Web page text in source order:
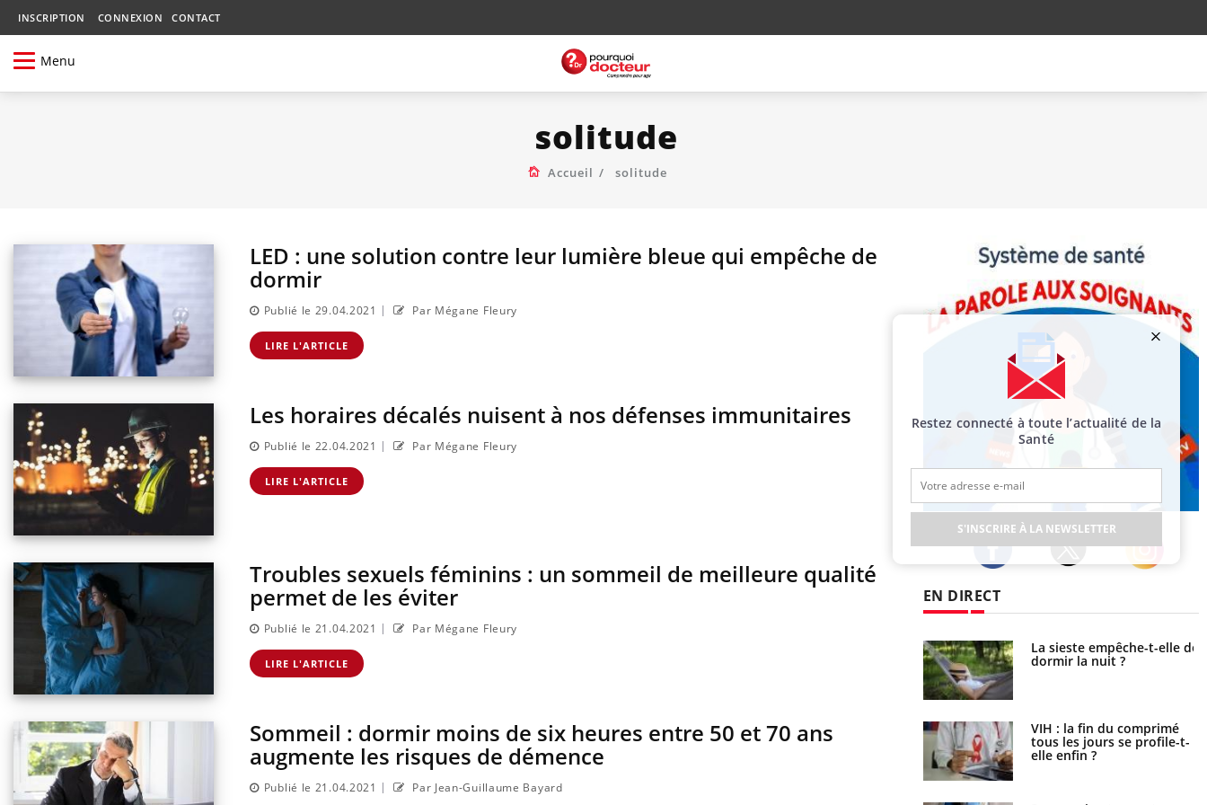
INSCRIPTION CONNEXION CONTACT
Menu
solitude
Accueil solitude
LED : une solution contre leur lumière bleue qui empêche de
dormir
Publié le 29.04.2021 | Par Mégane Fleury
LIRE L'ARTICLE
Les horaires décalés nuisent à nos défenses immunitaires
Publié le 22.04.2021 | Par Mégane Fleury
LIRE L'ARTICLE
Troubles sexuels féminins : un sommeil de meilleure qualité
permet de les éviter
Publié le 21.04.2021 | Par Mégane Fleury
LIRE L'ARTICLE
Sommeil : dormir moins de six heures entre 50 et 70 ans
augmente les risques de démence
Publié le 21.04.2021 | Par Jean-Guillaume Bayard
EN DIRECT
Hantavirus : un cas détecté
chez un touriste en France
Mortalité infantile : un
rapport s’interroge sur son
taux élevé en France
Toujours connectés :
comment le travail
empiète de plus en plus
sur nos soirées
Les médicaments GLP-1
protègent-ils aussi les os ?
La sieste empêche-t-elle de
dormir la nuit ?
VIH : la fin du comprimé
tous les jours se profile-t-
elle enfin ?
Restez connecté à toute l’actualité de la
Santé
S'INSCRIRE À LA NEWSLETTER